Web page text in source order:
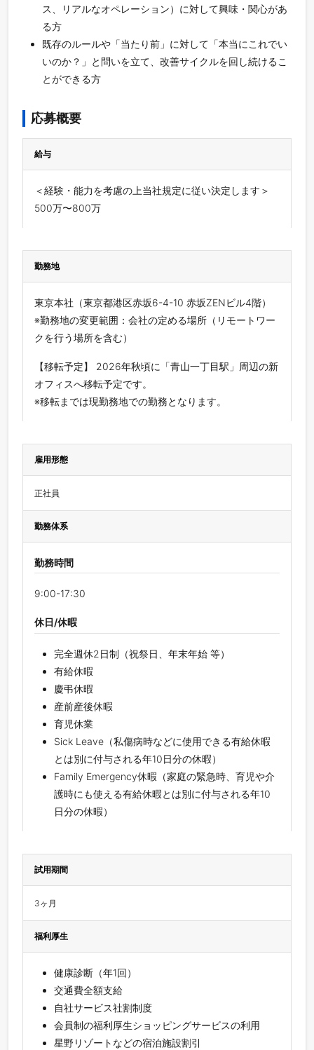
ス、リアルなオペレーション）に対して興味・関心があ
る方
既存のルールや「当たり前」に対して「本当にこれでい
いのか？」と問いを立て、改善サイクルを回し続けるこ
とができる方
応募概要
給与
＜経験・能力を考慮の上当社規定に従い決定します＞
500万〜800万
勤務地
東京本社（東京都港区赤坂6-4-10 赤坂ZENビル4階）
※勤務地の変更範囲：会社の定める場所（リモートワー
クを行う場所を含む）
【移転予定】 2026年秋頃に「青山一丁目駅」周辺の新
オフィスへ移転予定です。
※移転までは現勤務地での勤務となります。
雇用形態
正社員
勤務体系
勤務時間
9:00-17:30
休日/休暇
完全週休2日制（祝祭日、年末年始 等）
有給休暇
慶弔休暇
産前産後休暇
育児休業
Sick Leave（私傷病時などに使用できる有給休暇
とは別に付与される年10日分の休暇）
Family Emergency休暇（家庭の緊急時、育児や介
護時にも使える有給休暇とは別に付与される年10
日分の休暇）
試用期間
3ヶ月
福利厚生
健康診断（年1回）
交通費全額支給
自社サービス社割制度
会員制の福利厚生ショッピングサービスの利用
星野リゾートなどの宿泊施設割引